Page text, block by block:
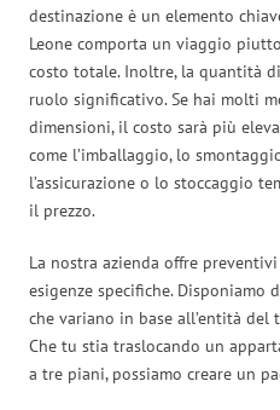
destinazione è un elemento
Leone comporta un viaggio
costo totale. Inoltre, la quantità
ruolo significativo. Se hai molti
dimensioni, il costo sarà più
come l’imballaggio, lo
l’assicurazione o lo stoccaggio
il prezzo.
La nostra azienda offre
esigenze specifiche. Disponiamo
che variano in base all’entità del
Che tu stia traslocando un
a tre piani, possiamo creare un